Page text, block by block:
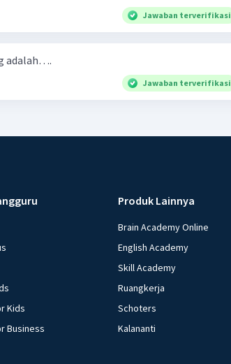
Jawaban terverifikasi
adalah….
Jawaban terverifikasi
Kids
Business
Produk Lainnya
Brain Academy Online
English Academy
Skill Academy
Ruangkerja
Schoters
Kalananti